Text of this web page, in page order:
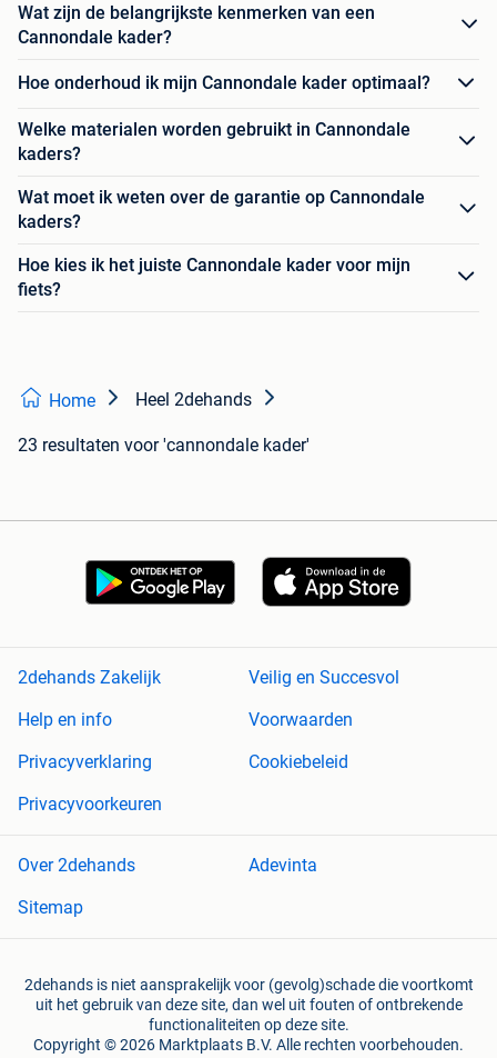
Wat zijn de belangrijkste kenmerken van een
Cannondale kader?
Hoe onderhoud ik mijn Cannondale kader optimaal?
Welke materialen worden gebruikt in Cannondale
kaders?
Wat moet ik weten over de garantie op Cannondale
kaders?
Hoe kies ik het juiste Cannondale kader voor mijn
fiets?
Home Heel 2dehands
23 resultaten voor 'cannondale kader'
2dehands Zakelijk
Veilig en Succesvol
Help en info
Voorwaarden
Privacyverklaring
Cookiebeleid
Privacyvoorkeuren
Over 2dehands
Adevinta
Sitemap
2dehands is niet aansprakelijk voor (gevolg)schade die voortkomt
uit het gebruik van deze site, dan wel uit fouten of ontbrekende
functionaliteiten op deze site.
Copyright © 2026 Marktplaats B.V. Alle rechten voorbehouden.